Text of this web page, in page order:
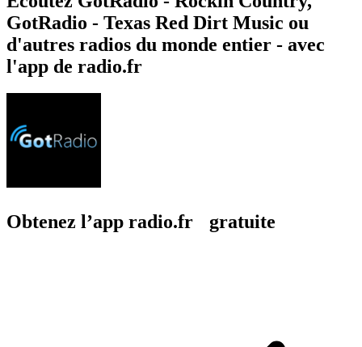
GotRadio - Texas Red Dirt Music ou
d'autres radios du monde entier - avec
l'app de radio.fr
Obtenez l’app radio.fr gratuite